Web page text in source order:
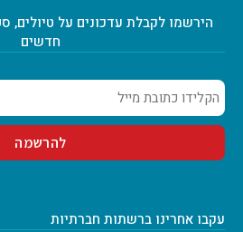
הירשמו לקבלת עדכונים על טיולים,
חדשים
עקבו אחרינו ברשתות חברתיות